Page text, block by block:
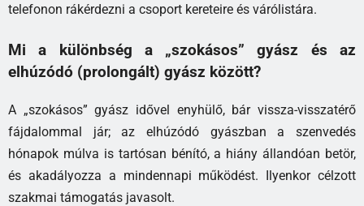
telefonon rákérdezni a csoport kereteire és várólistára.
Mi a különbség a „szokásos” gyász és az
elhúzódó (prolongált) gyász között?
A „szokásos” gyász idővel enyhülő, bár vissza-visszatérő
fájdalommal jár; az elhúzódó gyászban a szenvedés
hónapok múlva is tartósan bénító, a hiány állandóan betör,
és akadályozza a mindennapi működést. Ilyenkor célzott
szakmai támogatás javasolt.